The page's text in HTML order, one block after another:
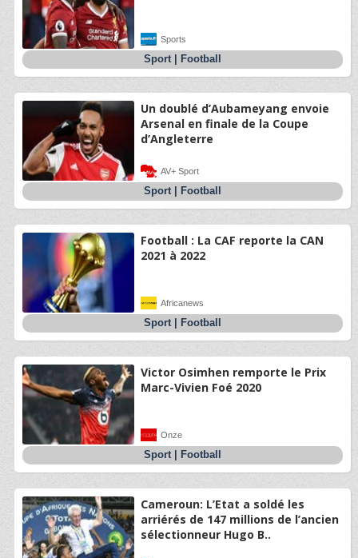
Sports
Sport| Football
Un doublé d’Aubameyang envoie
Arsenal en finale de la Coupe
d’Angleterre
AV+ Sport
Sport| Football
Football : La CAF reporte la CAN
2021 à 2022
Africanews
Sport| Football
Victor Osimhen remporte le Prix
Marc-Vivien Foé 2020
Onze
Sport| Football
Cameroun: L’Etat a soldé les
arriérés de 147 millions de l’ancien
sélectionneur Hugo B..